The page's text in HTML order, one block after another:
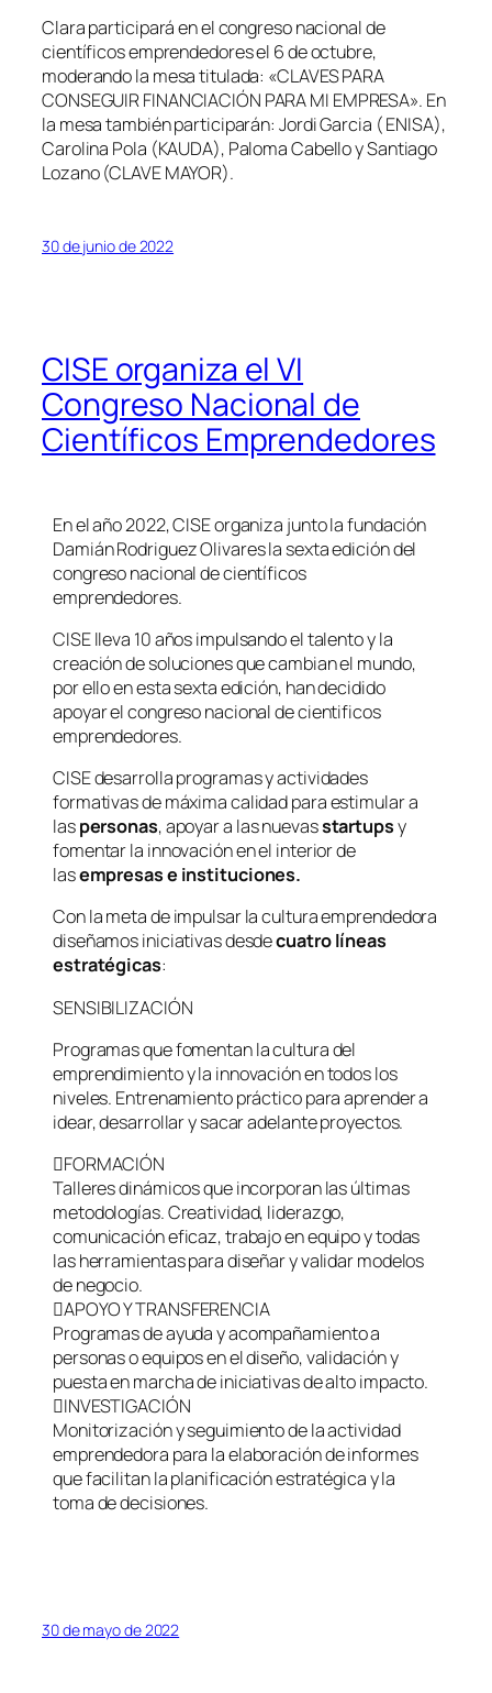
Clara participará en el congreso nacional de
científicos emprendedores el 6 de octubre,
moderando la mesa titulada: «CLAVES PARA
CONSEGUIR FINANCIACIÓN PARA MI EMPRESA». En
la mesa también participarán: Jordi Garcia ( ENISA),
Carolina Pola (KAUDA), Paloma Cabello y Santiago
Lozano (CLAVE MAYOR).
30 de junio de 2022
CISE organiza el VI
Congreso Nacional de
Científicos Emprendedores
En el año 2022, CISE organiza junto la fundación
Damián Rodriguez Olivares la sexta edición del
congreso nacional de científicos
emprendedores.
CISE lleva 10 años impulsando el talento y la
creación de soluciones que cambian el mundo,
por ello en esta sexta edición, han decidido
apoyar el congreso nacional de cientificos
emprendedores.
CISE desarrolla programas y actividades
formativas de máxima calidad para estimular a
laspersonas, apoyar a las nuevasstartupsy
fomentar la innovación en el interior de
lasempresas e instituciones.
Con la meta de impulsar la cultura emprendedora
diseñamos iniciativas desdecuatro líneas
estratégicas:
SENSIBILIZACIÓN
Programas que fomentan la cultura del
emprendimiento y la innovación en todos los
niveles. Entrenamiento práctico para aprender a
idear, desarrollar y sacar adelante proyectos.
FORMACIÓN
Talleres dinámicos que incorporan las últimas
metodologías. Creatividad, liderazgo,
comunicación eficaz, trabajo en equipo y todas
las herramientas para diseñar y validar modelos
de negocio.
APOYO Y TRANSFERENCIA
Programas de ayuda y acompañamiento a
personas o equipos en el diseño, validación y
puesta en marcha de iniciativas de alto impacto.
INVESTIGACIÓN
Monitorización y seguimiento de la actividad
emprendedora para la elaboración de informes
que facilitan la planificación estratégica y la
toma de decisiones.
30 de mayo de 2022